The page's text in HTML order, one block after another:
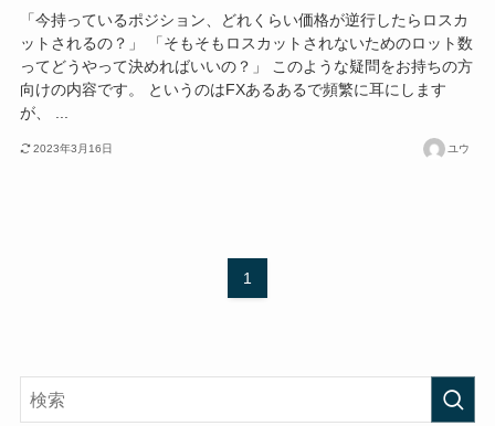
「今持っているポジション、どれくらい価格が逆行したらロスカ
ットされるの？」 「そもそもロスカットされないためのロット数
ってどうやって決めればいいの？」 このような疑問をお持ちの方
向けの内容です。 というのはFXあるあるで頻繁に耳にします
が、 ...
2023年3月16日 ユウ
1